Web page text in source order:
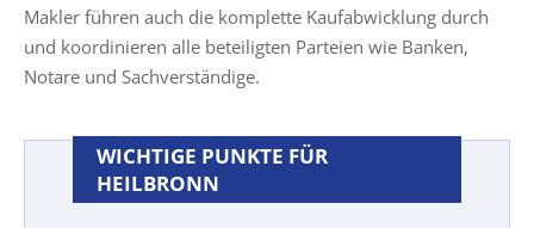
Makler führen auch die komplette Kaufabwicklung durch
und koordinieren alle beteiligten Parteien wie Banken,
Notare und Sachverständige.
WICHTIGE PUNKTE FÜR
HEILBRONN